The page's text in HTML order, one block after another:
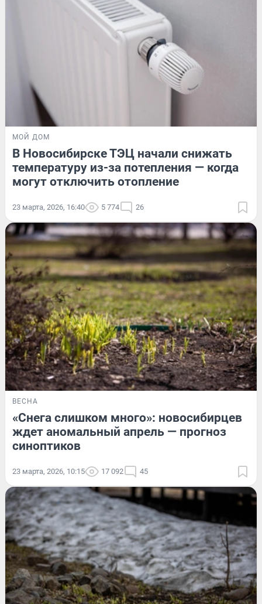
МОЙ ДОМ
В Новосибирске ТЭЦ начали снижать
температуру из-за потепления — когда
могут отключить отопление
23 марта, 2026, 16:40 5 774 26
ВЕСНА
«Снега слишком много»: новосибирцев
ждет аномальный апрель — прогноз
синоптиков
23 марта, 2026, 10:15 17 092 45